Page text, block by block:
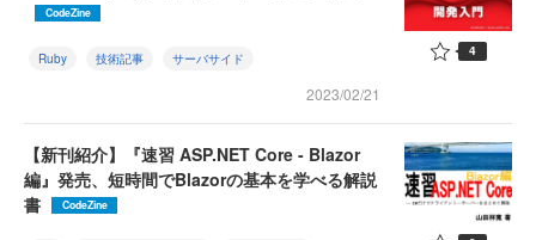
CodeZine
Ruby 技術記事 サーバサイド
2023/02/21
4
【新刊紹介】『速習 ASP.NET Core - Blazor
編』発売、短時間でBlazorの基本を学べる解説
書
CodeZine